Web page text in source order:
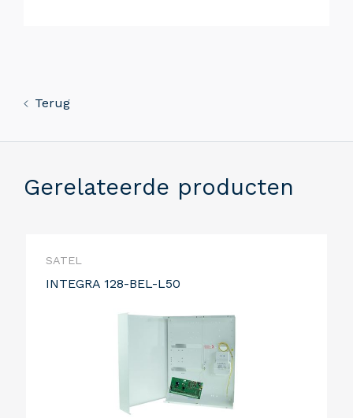
Terug
Gerelateerde producten
SATEL
INTEGRA 128-BEL-L50